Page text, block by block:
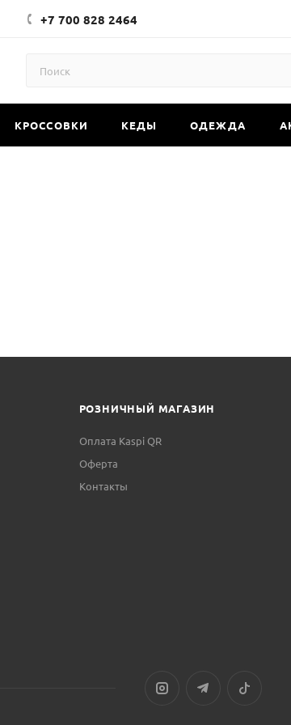
+7 700 828 2464
КРОССОВКИ КЕДЫ ОДЕЖДА
РОЗНИЧНЫЙ МАГАЗИН
Оплата Kaspi QR
Оферта
Контакты